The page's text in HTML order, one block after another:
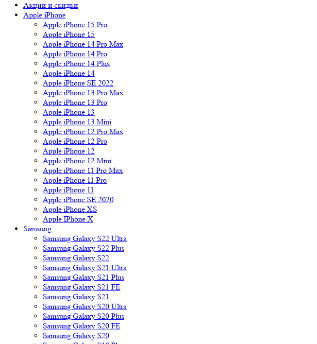
Акции и скидки
Apple iPhone
Apple iPhone 15 Pro
Apple iPhone 15
Apple iPhone 14 Pro Max
Apple iPhone 14 Pro
Apple iPhone 14 Plus
Apple iPhone 14
Apple iPhone SE 2022
Apple iPhone 13 Pro Max
Apple iPhone 13 Pro
Apple iPhone 13
Apple iPhone 13 Mini
Apple iPhone 12 Pro Max
Apple iPhone 12 Pro
Apple iPhone 12
Apple iPhone 12 Mini
Apple iPhone 11 Pro Max
Apple iPhone 11 Pro
Apple iPhone 11
Apple iPhone SE 2020
Apple iPhone XS
Apple IPhone X
Samsung
Samsung Galaxy S22 Ultra
Samsung Galaxy S22 Plus
Samsung Galaxy S22
Samsung Galaxy S21 Ultra
Samsung Galaxy S21 Plus
Samsung Galaxy S21 FE
Samsung Galaxy S21
Samsung Galaxy S20 Ultra
Samsung Galaxy S20 Plus
Samsung Galaxy S20 FE
Samsung Galaxy S20